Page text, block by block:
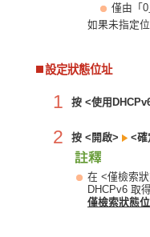
僅由「
如果未指定
設定狀態位址
1 按 <使用
2 按 <開啟> <確
在 <僅檢索
DHCPv6 取
僅檢索狀態